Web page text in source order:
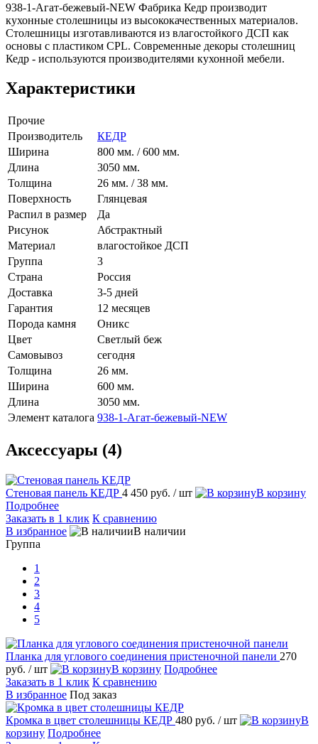
938-1-Агат-бежевый-NEW Фабрика Кедр производит
кухонные столешницы из высококачественных материалов.
Столешницы изготавливаются из влагостойкого ДСП как
основы с пластиком CPL. Современные декоры столешниц
Кедр - используются производителями кухонной мебели.
Характеристики
Прочие
Производитель
КЕДР
Ширина
800 мм. / 600 мм.
Длина
3050 мм.
Толщина
26 мм. / 38 мм.
Поверхность
Глянцевая
Распил в размер
Да
Рисунок
Абстрактный
Материал
лагостойкое ДСП
Группа
3
Страна
Россия
Доставка
3-5 дней
Гарантия
12 месяце
Порода камня
Оникс
Цвет
Светлый беж
Самовывоз
сегодня
Толщина
26 мм.
Ширина
600 мм.
Длина
3050 мм.
Элемент каталога 938-1-Агат-бежевый-NEW
Аксессуары (4)
Стеновая панель КЕДР 4 450 руб. / шт
корзину
Подробнее
Заказать в 1 клик К сравнению
избранное
наличии
Группа
1
2
3
4
5
Планка для углового соединения пристеночной панели 270
руб. / шт корзину Подробнее
Заказать в 1 клик К сравнению
избранное Под заказ
Кромка в цвет столешницы КЕДР 480 руб. / шт
корзину Подробнее